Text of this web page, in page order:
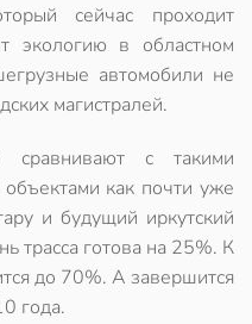
сейчас проходит
экологию в областном
автомобили не
магистралей.
сравнивают с такими
как почти уже
и будущий иркутский
трасса готова на 25%. К
до 70%. А завершится
года.